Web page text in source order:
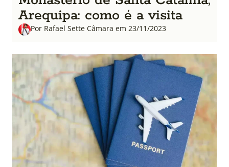
Arequipa: como é a visita
Por Rafael Sette Câmara em 23/11/2023